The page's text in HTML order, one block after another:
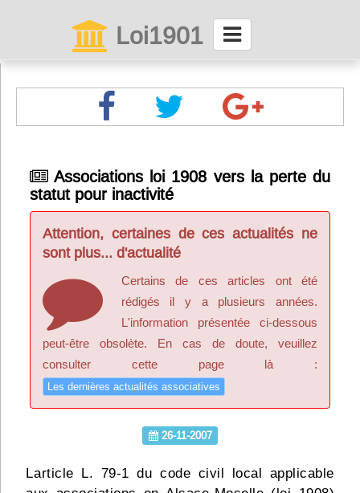
Loi1901
Menu général
ServiceAsso
Partager
VieAsso
Infos
Associations loi 1908 vers la perte du
statut pour inactivité
Attention, certaines de ces actualités ne
sont plus... d'actualité
Certains de ces articles ont été
rédigés il y a plusieurs années.
L'information présentée ci-dessous
peut-être obsolète. En cas de doute, veuillez
consulter cette page là :
Les dernières actualités associatives
26-11-2007
Larticle L. 79-1 du code civil local applicable